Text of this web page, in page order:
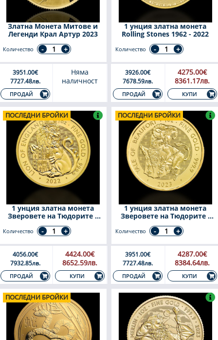
Златна Монета Митове и
Легенди Крал Артур 2023
Количество
3951.00€
7727.48лв.
ПРОДАЙ
Няма
наличност
1 унция златна монета
Rolling Stones 1962 - 2022
Количество
3926.00€
7678.59лв.
ПРОДАЙ
4275.00€
8361.17лв.
КУПИ
ПОСЛЕДНИ БРОЙКИ
1 унция златна монета
Зверовете на Тюдорите –
Лъвът на Англия 2022
Количество
4056.00€
7932.85лв.
ПРОДАЙ
4424.00€
8652.59лв.
КУПИ
ПОСЛЕДНИ БРОЙКИ
1 унция златна монета
Зверовете на Тюдорите -
Козелът на Бофорт 2023
Количество
3951.00€
7727.48лв.
ПРОДАЙ
4287.00€
8384.64лв.
КУПИ
ПОСЛЕДНИ БРОЙКИ